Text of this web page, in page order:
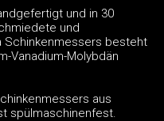
und in 30
und
Schinkenmessers besteht
Vanadium-Molybdän
aus
spülmaschinenfest.